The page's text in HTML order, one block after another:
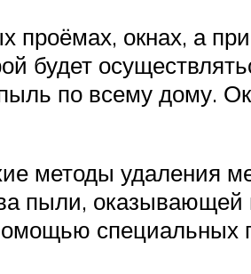
проёмах, окнах, а
по всему дому.
методы удаления
пыли, оказывающей
специальных